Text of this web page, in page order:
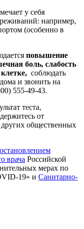
у себя
например,
(особенно в
повышение
боль, слабость
соблюдать
и звонить на
555-49-43.
теста,
от
общественных
врача Российской
мерах по
19» и Санитарно-